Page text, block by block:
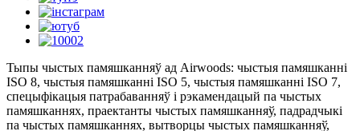
Тыпы чыстых памяшканняў ад Airwoods: чыстыя памяшканні
ISO 8, чыстыя памяшканні ISO 5, чыстыя памяшканні ISO 7,
спецыфікацыя патрабаванняў і рэкамендацый па чыстых
памяшканнях, праектанты чыстых памяшканняў, падрадчыкі
па чыстых памяшканнях, вытворцы чыстых памяшканняў,